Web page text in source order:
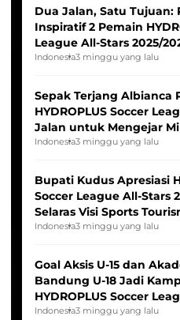
Dua Jalan, Satu Tujuan:
Inspiratif 2 Pemain
League All-Stars 2025/
Seleksi Timnas Indonesia
Indonesia3 minggu yang lalu
Sepak Terjang Albianca
HYDROPLUS Soccer
Jalan untuk Mengejar
Indonesia Putri
Indonesia3 minggu yang lalu
Bupati Kudus Apresiasi
Soccer League All-Stars
Selaras Visi Sports
Indonesia3 minggu yang lalu
Goal Aksis U-15 dan
Bandung U-18 Jadi
HYDROPLUS Soccer
2025/2026
Indonesia3 minggu yang lalu